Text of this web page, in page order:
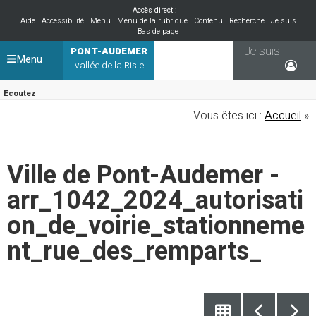
Accès direct :
Aide
Accessibilité Menu Menu de la rubrique Contenu Recherche
Je suis
Bas de page
PONT-AUDEMER
vallée de la Risle
Ecoutez
Je suis
Menu
Vous êtes ici : Accueil »
Ville de Pont-Audemer -
arr_1042_2024_autorisati
on_de_voirie_stationneme
nt_rue_des_remparts_